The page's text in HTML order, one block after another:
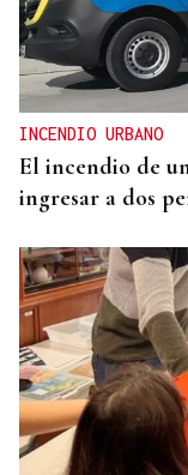
A TODA VELOCIDAD
Vídeo | Así fue
Suárez en el
respiración a los
INCENDIO URBANO
El incendio de
ingresar a dos